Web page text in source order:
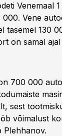
Venemaal
000. Vene
tasemel 130
on samal
700 000
sest
võimalust
Plehhanov.